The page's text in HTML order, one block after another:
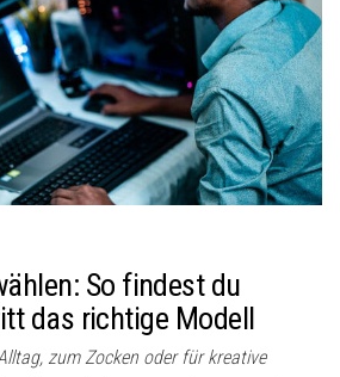
So findest du
das richtige Modell
zum Zocken oder für kreative